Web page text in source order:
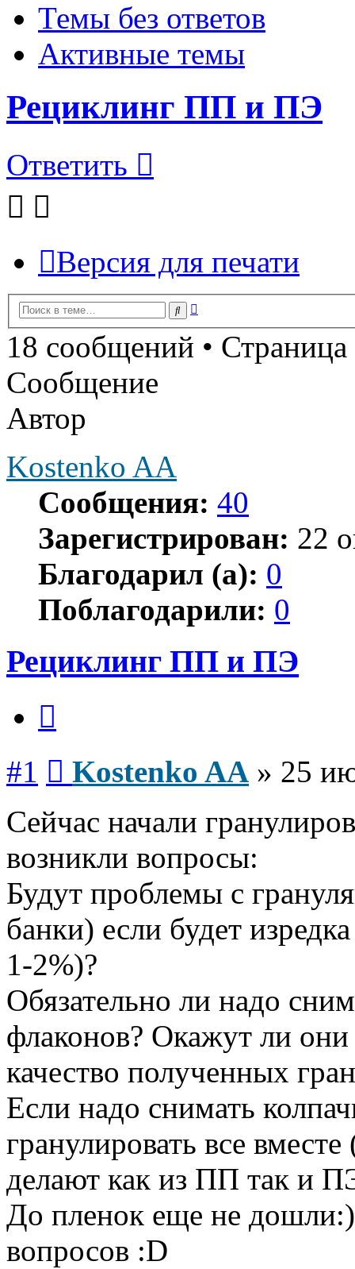
Темы без ответов
Активные темы
Рециклинг ПП и ПЭ
Ответить
Версия для печати
Поиск
18 сообщений • Страница
Сообщение
Автор
Kostenko AA
Сообщения: 40
Зарегистрирован: 22
Благодарил (а): 0
Поблагодарили: 0
Рециклинг ПП и ПЭ
#1 Kostenko AA » 25
Сейчас начали
возникли вопросы:
Будут проблемы с
банки) если будет
1-2%)?
Обязательно ли надо
флаконов? Окажут ли
качество полученных
Если надо снимать
гранулировать все
делают как из ПП так и
До пленок еще не
вопросов :D